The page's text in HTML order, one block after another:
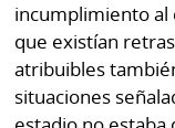
incumplimiento al
que existían
atribuibles
situaciones